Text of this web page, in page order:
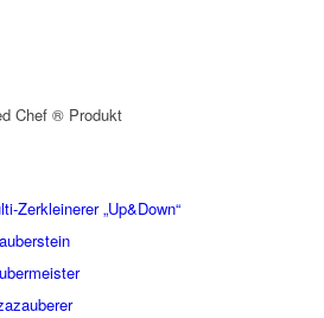
Chef ® Produkt
Zerkleinerer „Up&Down“